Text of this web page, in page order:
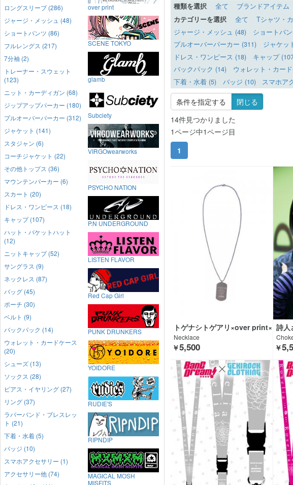
種類を選択 全て ブランドアイテム
カテゴリーを選択
全て Tシャツ・
ジャージ・メッシュ (48)
ショートパ
プルオーバーパーカー (311)
ジャケッ
ドレス・ワンピース (18)
キャップ
バックパック (14)
ウォレット・カー
下着・水着 (5)
バッジ (10) スマホア
条件を指定する
閉じる
14件見つかりました
1ページ中1ページ目
1
トゲナシトゲアリ×over print×
GEKIROCK CLOTHING
Necklace
￥5,500
詩人
￥
ロングスリーブ (286)
ジャージ・メッシュ (48)
ショートパンツ (86)
フルレングス (217)
7分袖 (2)
トレーナー・スウェット
(123)
ニット・カーディガン (68)
ジップアップパーカー (180)
プルオーバーパーカー (312)
ジャケット (141)
スタジャン (6)
コーチジャケット (22)
その他トップス (36)
マウンテンパーカー (6)
スカート (20)
ドレス・ワンピース (18)
キャップ (107)
ハット・バケットハット
(12)
ニットキャップ (52)
サングラス (9)
ネックレス (87)
バッグ (45)
ポーチ (30)
ベルト (9)
バックパック (14)
ウォレット・カードケース
(20)
シューズ (13)
ソックス (28)
ピアス・イヤリング (27)
リング (37)
ラバーバンド・ブレスレッ
ト (21)
下着・水着 (5)
バッジ (10)
スマホアクセサリー (1)
アクセサリー他 (74)
over print
SCENE TOKYO
glamb
Subciety
VIRGOwearworks
PSYCHO NATION
P.N UNDERGROUND
LISTEN FLAVOR
Red Cap Girl
PUNK DRUNKERS
YOIDORE
RUDIE'S
RIPNDIP
MAGICAL MOSH
MISFITS